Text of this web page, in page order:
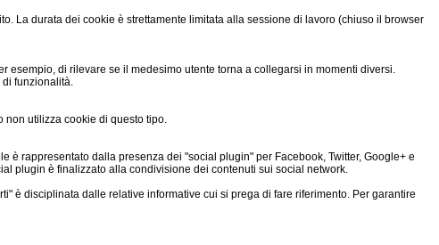
La durata dei cookie è strettamente limitata alla sessione di lavoro (chiuso il browser
esempio, di rilevare se il medesimo utente torna a collegarsi in momenti diversi.
funzionalità.
non utilizza cookie di questo tipo.
rappresentato dalla presenza dei "social plugin" per Facebook, Twitter, Google+ e
plugin è finalizzato alla condivisione dei contenuti sui social network.
è disciplinata dalle relative informative cui si prega di fare riferimento. Per garantire